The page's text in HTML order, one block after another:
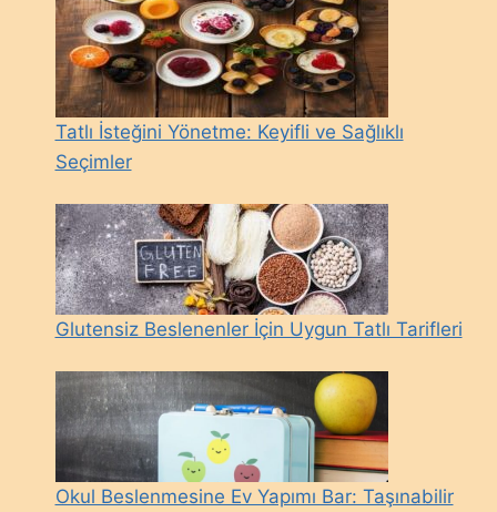
Tatlı İsteğini Yönetme: Keyifli ve Sağlıklı
Seçimler
Glutensiz Beslenenler İçin Uygun Tatlı Tarifleri
Okul Beslenmesine Ev Yapımı Bar: Taşınabilir